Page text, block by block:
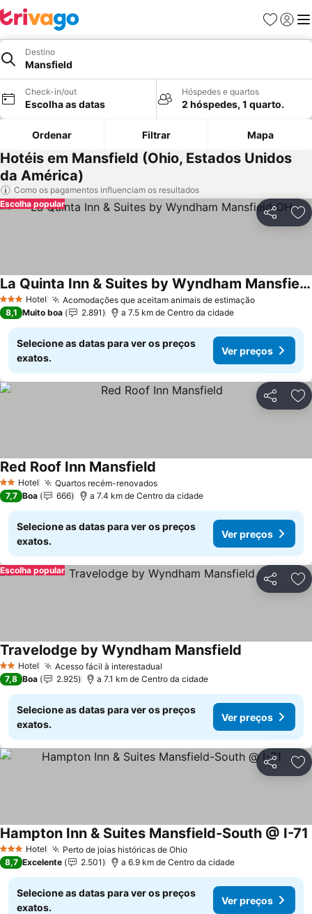
Favoritos
Iniciar
Destino
Mansfield
Check-in/out
Escolha as datas
Hóspedes e quartos
2 hóspedes, 1 quarto.
Ordenar Filtrar Mapa
Hotéis em Mansfield (Ohio, Estados Unidos
da América)
Como os pagamentos influenciam os resultados
Partilhar
Escolha popular
3 EstrelasHotel Acomodações que aceitam animais de estimaçãoVer preços
La Quinta Inn & Suites by Wyndham Mansfield OH
Ver preços
8,1 Muito boa 2.891 a 7.5 km de Centro da cidade
Selecione as datas para ver os preços
exatos.
Ver preços
Partilhar
2 Estrelas
Hotel Quartos recém-renovadosVer preços
Red Roof Inn Mansfield
7,7 Boa 666 a 7.4 km de Centro da cidade
Selecione as datas para ver os preços
exatos.
Ver preços
Partilhar
Escolha popular
2 Estrelas
Hotel Acesso fácil à interestadual
Travelodge by Wyndham Mansfield
7,8 Boa 2.925 a 7.1 km de Centro da cidade
Selecione as datas para ver os preços
exatos.
Ver preços
Partilhar
3 EstrelasHotel Perto de joias históricas de OhioVer preços
Hampton Inn & Suites Mansfield-South @ I-71
8,7 Excelente 2.501 a 6.9 km de Centro da cidade
Selecione as datas para ver os preços
exatos.
Ver preços